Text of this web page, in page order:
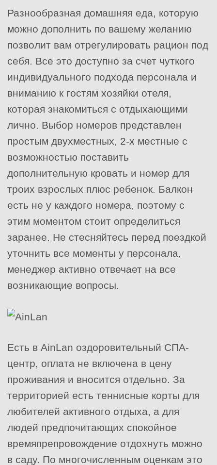
Разнообразная домашняя еда, которую
можно дополнить по вашему желанию
позволит вам отрегулировать рацион под
себя. Все это доступно за счет чуткого
индивидуального подхода персонала и
вниманию к гостям хозяйки отеля,
которая знакомиться с отдыхающими
лично. Выбор номеров представлен
простым двухместных, 2-х местные с
возможностью поставить
дополнительную кровать и номер для
троих взрослых плюс ребенок. Балкон
есть не у каждого номера, поэтому с
этим моментом стоит определиться
заранее. Не стесняйтесь перед поездкой
уточнить все моменты у персонала,
менеджер активно отвечает на все
возникающие вопросы.
Есть в AinLan оздоровительный СПА-
центр, оплата не включена в цену
проживания и вносится отдельно. За
территорией есть теннисные корты для
любителей активного отдыха, а для
людей предпочитающих спокойное
времяпрепровождение отдохнуть можно
в саду. По многочисленным оценкам это